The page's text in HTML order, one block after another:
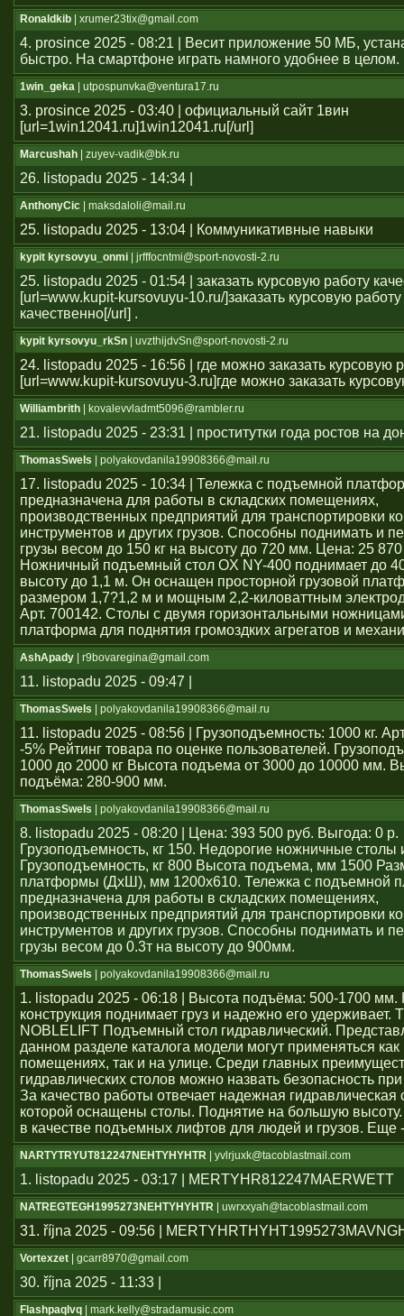
Ronaldkib | xrumer23tix@gmail.com
4. prosince 2025 - 08:21 | Весит приложение 50 МБ,
быстро. На смартфоне играть намного удобнее в целом.
1win_geka | utpospunvka@ventura17.ru
3. prosince 2025 - 03:40 | официальный сайт 1вин
[url=1win12041.ru]1win12041.ru[/url]
Marcushah | zuyev-vadik@bk.ru
26. listopadu 2025 - 14:34 |
AnthonyCic | maksdaloli@mail.ru
25. listopadu 2025 - 13:04 | Коммуникативные навыки
kypit kyrsovyu_onmi | jrfffocntmi@sport-novosti-2.ru
25. listopadu 2025 - 01:54 | заказать курсовую работу
[url=www.kupit-kursovuyu-10.ru/]заказать курсовую работу
качественно[/url] .
kypit kyrsovyu_rkSn | uvzthijdvSn@sport-novosti-2.ru
24. listopadu 2025 - 16:56 | где можно заказать курсовую
[url=www.kupit-kursovuyu-3.ru]где можно заказать
Williambrith | kovalevvladmt5096@rambler.ru
21. listopadu 2025 - 23:31 | проститутки года ростов на
ThomasSwels | polyakovdanila19908366@mail.ru
17. listopadu 2025 - 10:34 | Тележка с подъемной
предназначена для работы в складских помещениях,
производственных предприятий для транспортировки
инструментов и других грузов. Способны поднимать и
грузы весом до 150 кг на высоту до 720 мм. Цена: 25
Ножничный подъемный стол OX NY-400 поднимает до
высоту до 1,1 м. Он оснащен просторной грузовой
размером 1,7?1,2 м и мощным 2,2-киловаттным
Арт. 700142. Столы с двумя горизонтальными
платформа для поднятия громоздких агрегатов и
AshApady | r9bovaregina@gmail.com
11. listopadu 2025 - 09:47 |
ThomasSwels | polyakovdanila19908366@mail.ru
11. listopadu 2025 - 08:56 | Грузоподъемность: 1000 кг.
-5% Рейтинг товара по оценке пользователей.
1000 до 2000 кг Высота подъема от 3000 до 10000 мм.
подъёма: 280-900 мм.
ThomasSwels | polyakovdanila19908366@mail.ru
8. listopadu 2025 - 08:20 | Цена: 393 500 руб. Выгода: 0 р.
Грузоподъемность, кг 150. Недорогие ножничные столы
Грузоподъемность, кг 800 Высота подъема, мм 1500
платформы (ДхШ), мм 1200x610. Тележка с подъемной
предназначена для работы в складских помещениях,
производственных предприятий для транспортировки
инструментов и других грузов. Способны поднимать и
грузы весом до 0.3т на высоту до 900мм.
ThomasSwels | polyakovdanila19908366@mail.ru
1. listopadu 2025 - 06:18 | Высота подъёма: 500-1700
конструкция поднимает груз и надежно его удерживает.
NOBLELIFT Подъемный стол гидравлический.
данном разделе каталога модели могут применяться
помещениях, так и на улице. Среди главных
гидравлических столов можно назвать безопасность
За качество работы отвечает надежная гидравлическая
которой оснащены столы. Поднятие на большую
в качестве подъемных лифтов для людей и грузов. Еще
NARTYTRYUT812247NEHTYHYHTR | yvlrjuxk@tacoblastmail.com
1. listopadu 2025 - 03:17 | MERTYHR812247MAERWETT
NATREGTEGH1995273NEHTYHYHTR | uwrxxyah@tacoblastmail.com
31. října 2025 - 09:56 |
Vortexzet | gcarr8970@gmail.com
30. října 2025 - 11:33 |
Flashpaqlvq | mark.kelly@stradamusic.com